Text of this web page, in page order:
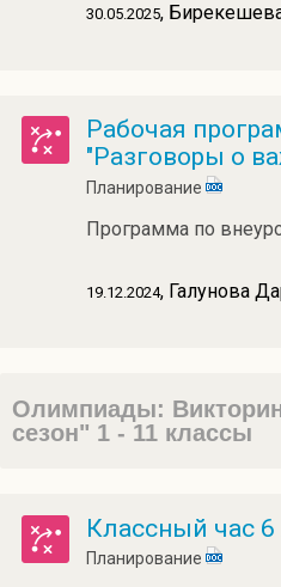
30.05.2025,
Рабочая
"Разговоры о
Планирование
Программа по
19.12.2024, Галунова
Олимпиады:
сезон" 1 - 11 классы
Классный час
Планирование